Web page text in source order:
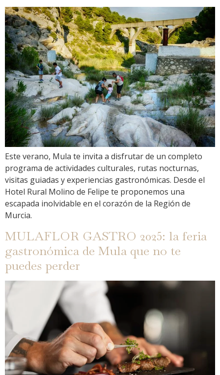
Este verano, Mula te invita a disfrutar de un completo
programa de actividades culturales, rutas nocturnas,
visitas guiadas y experiencias gastronómicas. Desde el
Hotel Rural Molino de Felipe te proponemos una
escapada inolvidable en el corazón de la Región de
Murcia.
MULAFLOR GASTRO 2025: la feria
gastronómica de Mula que no te
puedes perder